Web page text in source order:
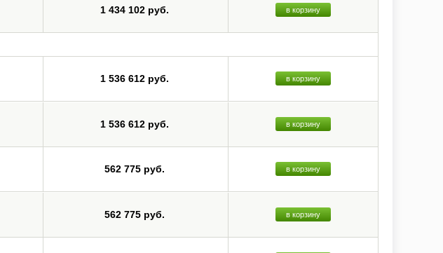
1 434 102 руб. в корзину
1 536 612 руб. в корзину
1 536 612 руб. в корзину
562 775 руб. в корзину
562 775 руб. в корзину